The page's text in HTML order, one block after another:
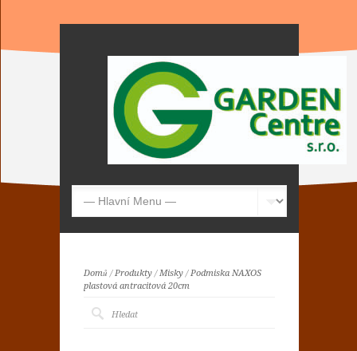
Domů /Produkty/Misky/Podmiska NAXOS
plastová antracitová 20cm